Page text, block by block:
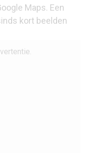
Maps. Een
kort beelden